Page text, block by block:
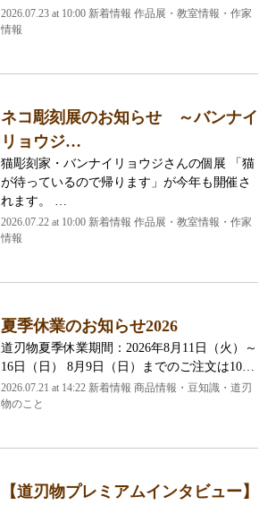
2026.07.23 at 10:00 新着情報 作品展・教室情報・作家
情報
ネコ彫刻展のお知らせ ～バンナイ
リョウジ…
猫彫刻家・バンナイリョウジさんの個展 「猫
が待っているので帰ります」が今年も開催さ
れます。 …
2026.07.22 at 10:00 新着情報 作品展・教室情報・作家
情報
夏季休業のお知らせ2026
道刃物夏季休業期間：2026年8月11日（火）～
16日（日） 8月9日（日）までのご注文は10…
2026.07.21 at 14:22 新着情報 商品情報・豆知識・道刃
物のこと
【道刃物プレミアムインタビュー】